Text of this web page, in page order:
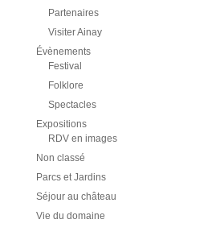
Partenaires
Visiter Ainay
Évènements
Festival
Folklore
Spectacles
Expositions
RDV en images
Non classé
Parcs et Jardins
Séjour au château
Vie du domaine